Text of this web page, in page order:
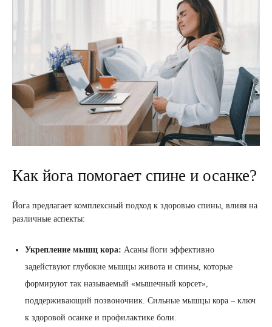
Как йога помогает спине и осанке?
Йога предлагает комплексный подход к здоровью спины, влияя на
различные аспекты:
Укрепление мышц кора: Асаны йоги эффективно
задействуют глубокие мышцы живота и спины, которые
формируют так называемый «мышечный корсет»,
поддерживающий позвоночник. Сильные мышцы кора – ключ
к здоровой осанке и профилактике боли.